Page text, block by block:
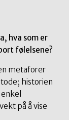
hva som er
følelsene?
metaforer
historien
på å vise